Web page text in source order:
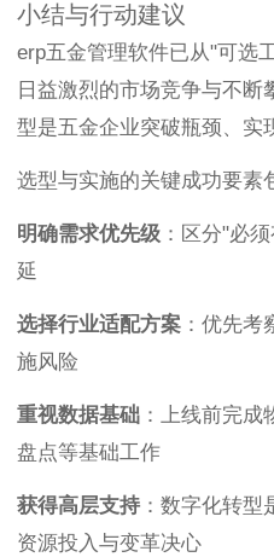
小结与行动建议
erp五金管理软件已从"可选
日益激烈的市场竞争与不
型是五金企业突破瓶颈、实
选型与实施的关键成功要素
明确需求优先级 ：区分"必
延
选择行业适配方案 ：优先
施风险
重视数据基础 ：上线前完
盘点等基础工作
获得高层支持 ：数字化转
资源投入与变革决心